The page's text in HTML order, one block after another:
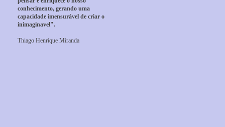
conhecimento, gerando uma
capacidade imensurável de criar o
inimaginavel".
Thiago Henrique Miranda